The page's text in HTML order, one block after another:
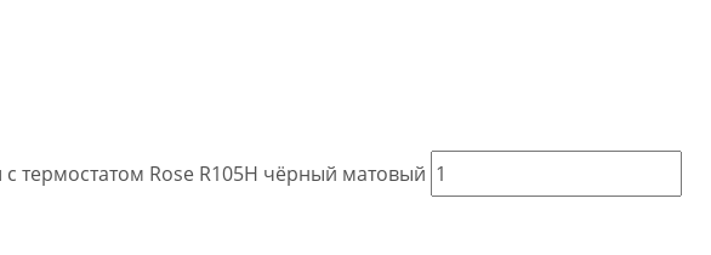
термостатом Rose R105H чёрный матовый